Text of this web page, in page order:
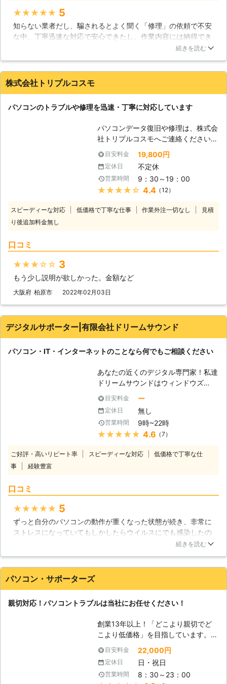
能です。365日年中無休で、土日祝も
対応！！お気軽にお問い合わせくださ
に清掃を行わないと、埃などが原因で
してしまうこともあるでしょう。しか
し、パソコンに詳しく無い方では、掃
除すら大変でしょうし、誤って部品に
傷を付けてしまえば壊れてしまう恐れ
もあります。また、ノートパソコンは
掃除すること事態が困難な作りとなっ
でしょう。もし、パソコンの不具合で
★★★★★ 5
知らない業者だし、騙されるとよく聞く「修理」の依頼で不安
な中、丁寧迅速な対応で安心できたし、作業内容には納得でき
ています。金額はやや高めだなぁ…と思いましたが、問題は解
岡山県 岡山市北区 2026年07月31日
続きを読む
株式会社トリプルコスモ
パソコンのトラブルや修理を迅速・丁寧に対応しています
パソコンデータ復旧や修理は、株式会
社トリプルコスモへご連絡ください。
当社は大阪を中心にした近畿地方で、
個人様から法人様まで幅広くご対応を
しております。 パソコンのない生活
は考えられないというほど、私達の身
近で活躍するパソコン。お仕事などで
タが読み出せなくなってしまう場合が
製造メーカーでさえ難しい壊れたハー
ドディスクからでも、データを救出い
ダ、スピンドルモーターなどの故障に
いたします。 【データ復旧以外のご
た、電源が入らない、インターネット
に繋がらない等、パソコンに関するあ
らゆるトラブルを解決いたします。ま
た、メーカーパソコンの不良・故障な
どやメーカー保証切れのパソコン修理
など、全てのパソコンの修理サービス
も対応します。パソコンで困ったこと
があれば、何でも当社までご相談くだ
さい。
目安料金 19,800円
定休日 不定休
営業時間 9：30～19：00
★★★★★ 4.4（12）
スピーディーな対応 低価格で丁寧な仕事 作業外注一切なし
見積
り後追加料金無し
口コミ
★★★★★ 3
もう少し説明が欲しかった。金額など
大阪府 柏原市 2022年02月03日
デジタルサポーター|有限会社ドリームサウンド
パソコン・IT・インターネットのことなら何でもご相談ください
あなたの近くのデジタル専門家！私達
ドリームサウンドはウィンドウズ
（Windows)に強い！マック（Mac)に
強い！パソコンに関連するトラブルを
素早く確実に解決いたします。当社ド
リームサウンドはパソコン・ITサポー
ト・修理サービスです。パソコン、ス
きない、故障した、データが消えてし
即日・翌日も対応！緊急トラブル大歓
迎です、お任せください。 【愛され
てここまでこれました】 近年パソコ
手伝ってか、おかげさまでサポート実
愛された事で、これだけの実績を積む
ことが出来たと考えております。ま
た、当社はデータ復旧についても高い
技術力を持つスタッフが在籍しており
ますので、パソコントラブルに広範に
対応可能です。確かな技術力と対応力
目安料金 ー
定休日 無し
営業時間 9時~22時
★★★★★ 4.6 （7）
ご好評・高いリピート率 スピーディーな対応
低価格で丁寧な仕
事
経験豊富
口コミ
★★★★★ 5
ずっと自分のパソコンの動作が重くなった状態が続き、非常に
ストレスになっていてもしかしたらウイルスにでも感染したの
では？と思い、思いきって修理に出してみました。非常に丁寧
足しています。また何かトラブルがあった時はお願いします
ね。ありがとうございました。
静岡県 沼津市 2016年11月30日
続きを読む
パソコン・サポーターズ
親切対応！パソコントラブルは当社にお任せください！
創業13年以上！「どこより親切でど
こより低価格」を目指しています。高
いリピート率がお客様満足を実証！パ
ソコン修理・データ復旧・各種トラブ
ルなど、パソコンサポートのことなら
「パソコンサポーターズ」におまかせ
目安料金 22,000円
定休日 日・祝日
営業時間 8：30～23：00